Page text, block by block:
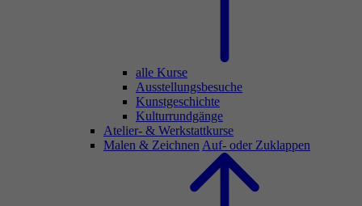
alle Kurse
Ausstellungsbesuche
Kunstgeschichte
Kulturrundgänge
Atelier- & Werkstattkurse
Malen & Zeichnen Auf- oder Zuklappen